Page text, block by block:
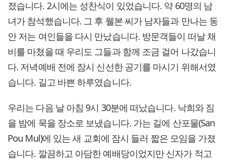
졌습니다. 2시에는 성찬식이 있었습니다. 약 60명의 남
녀가 참석했습니다. 그 후 웰본 씨가 남자들과 만나는 동
안 저는 여인들을 다시 만났습니다. 방문객들이 떠날 채
비를 마쳤을 때 우리도 그들과 함께 조금 걸어 나갔습니
다. 저녁예배 전에 잠시 신선한 공기를 마시기 위해서였
습니다. 길고 바쁜 하루였습니다.
우리는 다음 날 아침 9시 30분에 떠났습니다. 낙희와 짐
을 밤에 묵을 장소로 보냈습니다. 가는 길에 산포물(San
Pou Mul)에 있는 새 교회에 잠시 들러 짧은 모임을 가졌
습니다. 깔끔하고 아담한 예배당이었지만 신자가 적고